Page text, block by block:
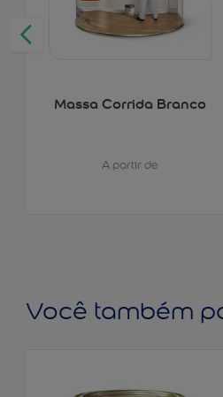
Massa Corrida Branco
A partir de
Você também